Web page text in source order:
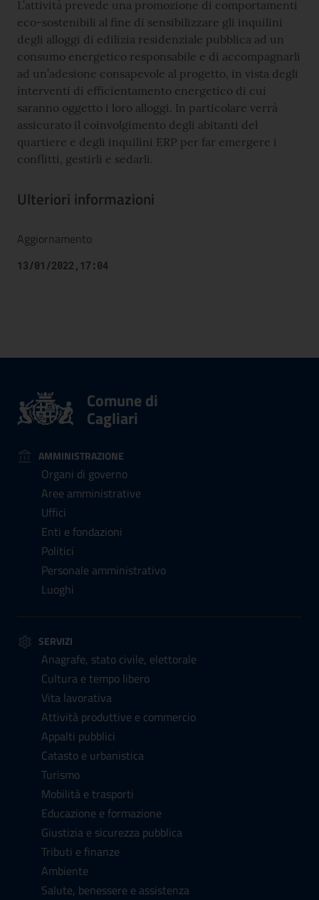
L’attività prevede una promozione di comportamenti
eco-sostenibili al fine di sensibilizzare gli inquilini
degli alloggi di edilizia residenziale pubblica ad un
consumo energetico responsabile e di accompagnarli
ad un’adesione consapevole al progetto, in vista degli
interventi di efficientamento energetico di cui
saranno oggetto i loro alloggi. In particolare verrà
assicurato il coinvolgimento degli abitanti del
quartiere e degli inquilini ERP per far emergere i
conflitti, gestirli e sedarli.
Ulteriori informazioni
Aggiornamento
13/01/2022,17:04
Comune di
Cagliari
AMMINISTRAZIONE
Organi di governo
Aree amministrative
Uffici
Enti e fondazioni
Politici
Personale amministrativo
Luoghi
SERVIZI
Anagrafe, stato civile, elettorale
Cultura e tempo libero
Vita lavorativa
Attività produttive e commercio
Appalti pubblici
Catasto e urbanistica
Turismo
Mobilità e trasporti
Educazione e formazione
Giustizia e sicurezza pubblica
Tributi e finanze
Ambiente
Salute, benessere e assistenza